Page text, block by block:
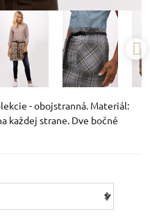
- obojstranná. Materiál:
každej strane. Dve bočné